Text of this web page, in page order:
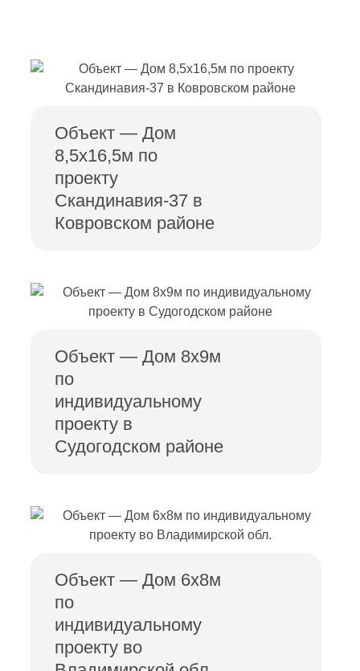
Объект — Дом
8,5х16,5м по
проекту
Скандинавия-37 в
Ковровском районе
Объект — Дом 8х9м
по
индивидуальному
проекту в
Судогодском районе
Объект — Дом 6х8м
по
индивидуальному
проекту во